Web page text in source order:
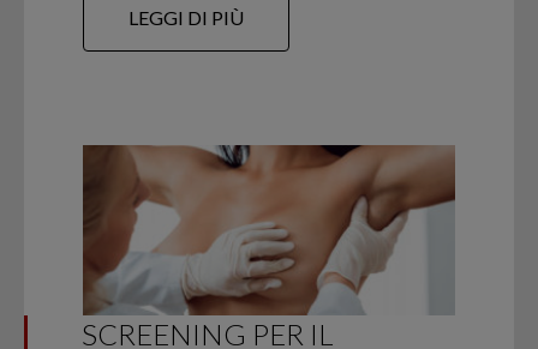
LEGGI DI PIÙ
SCREENING PER IL